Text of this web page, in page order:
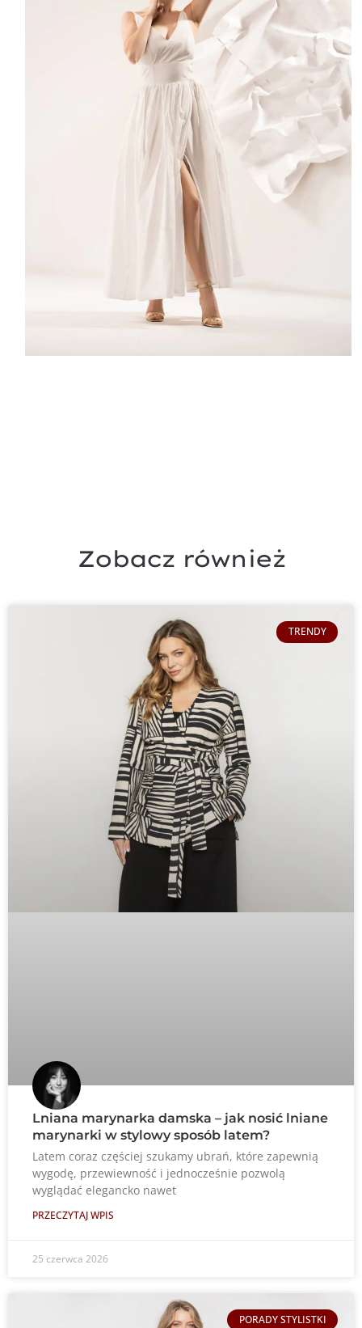
Zobacz również
TRENDY
Lniana marynarka damska – jak nosić lniane
marynarki w stylowy sposób latem?
Latem coraz częściej szukamy ubrań, które zapewnią
wygodę, przewiewność i jednocześnie pozwolą
wyglądać elegancko nawet
PRZECZYTAJ WPIS
25 czerwca 2026
PORADY STYLISTKI